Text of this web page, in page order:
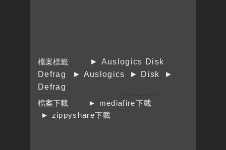
檔案標籤
► Auslogics Disk
Defrag
► Auslogics ► Disk
►
Defrag
檔案下載